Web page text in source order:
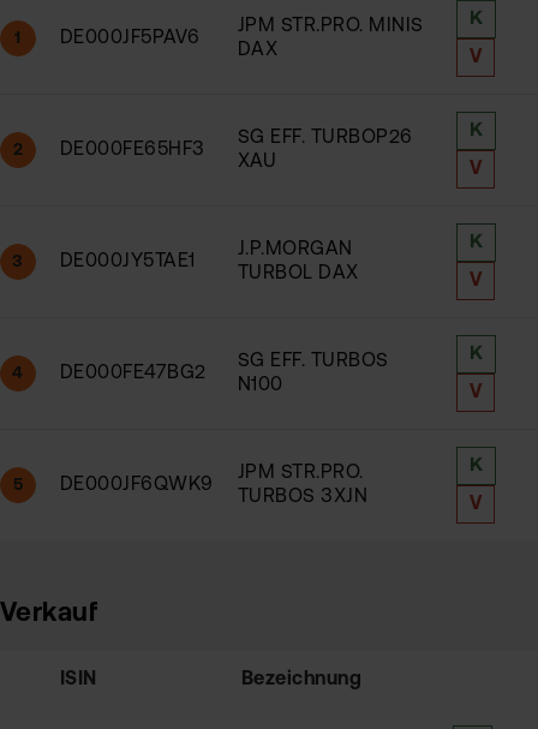
1 DE000JF5PAV6
JPM STR.PRO. MINIS
DAX
K
V
2 DE000FE65HF3
SG EFF. TURBOP26
XAU
K
V
3 DE000JY5TAE1
J.P.MORGAN
TURBOL DAX
K
V
4 DE000FE47BG2
SG EFF. TURBOS
N100
K
V
5 DE000JF6QWK9
JPM STR.PRO.
TURBOS 3XJN
K
V
Verkauf
ISIN Bezeichnung